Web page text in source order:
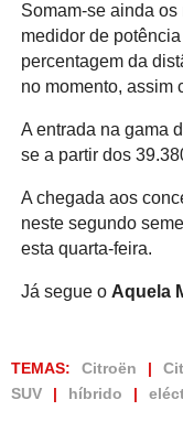
Somam-se ainda
medidor de potência
percentagem da
no momento, assim
A entrada na gama
se a partir dos
A chegada aos
neste segundo
esta quarta-feira.
Já segue o Aquela
TEMAS: Citroën
SUV
híbrido